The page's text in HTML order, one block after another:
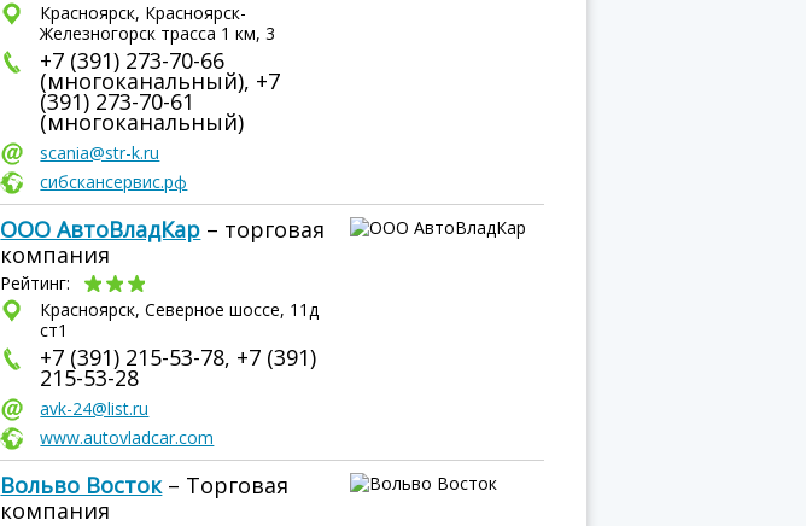
Красноярск, Красноярск-
Железногорск трасса 1 км, 3
+7 (391) 273-70-66
(многоканальный), +7
(391) 273-70-61
(многоканальный)
scania@str-k.ru
сибскансервис.рф
ООО АвтоВладКар – торговая
компания
Рейтинг:
Красноярск, Северное шоссе, 11д
ст1
+7 (391) 215-53-78, +7 (391)
215-53-28
avk-24@list.ru
www.autovladcar.com
Вольво Восток– Торговая
компания